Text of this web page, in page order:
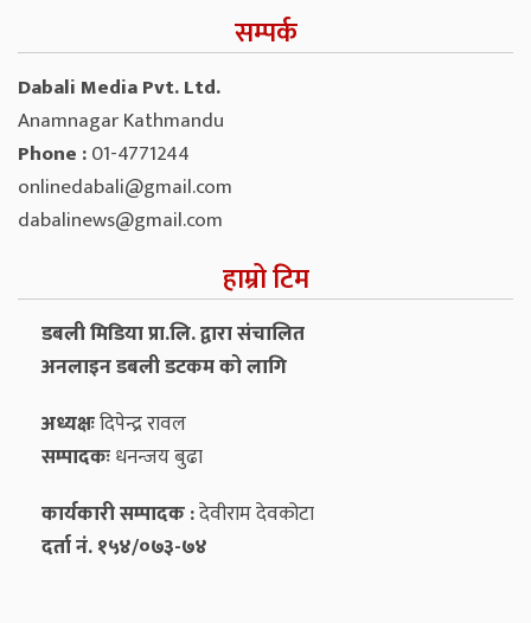
सम्पर्क
Dabali Media Pvt. Ltd.
Anamnagar Kathmandu
Phone :01-4771244
onlinedabali@gmail.com
dabalinews@gmail.com
हाम्रो टिम
डबली मिडिया प्रा.लि. द्वारा संचालित
अनलाइन डबली डटकम को लागि
अध्यक्षःदिपेन्द्र रावल
सम्पादकःधनन्‍जय बुढा
कार्यकारी सम्पादक :देवीराम देवकोटा
दर्ता नं. १५४/०७३-७४